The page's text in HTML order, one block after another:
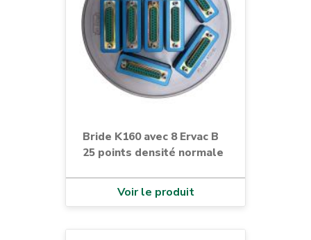
Bride K160 avec 8 Ervac B
25 points densité normale
Voir le produit